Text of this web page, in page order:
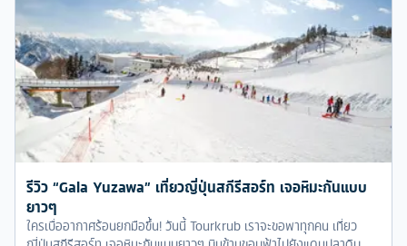
รีวิว “Gala Yuzawa” เที่ยวญี่ปุ่นสกีรีสอร์ท เจอหิมะกันแบบ
ยาวๆ
ใครเบื่ออากาศร้อนยกมือขึ้น! วันนี้ Tourkrub เราจะขอพาทุกคน เที่ยว